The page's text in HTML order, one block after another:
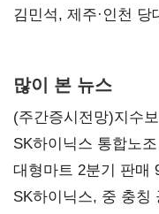
0.86%p(2보)
김민석, 제주·인천
많이 본 뉴스
(주간증시전망)지수
SK하이닉스 통합노
불만 확산
대형마트 2분기 판매
SK하이닉스, 중 충칭